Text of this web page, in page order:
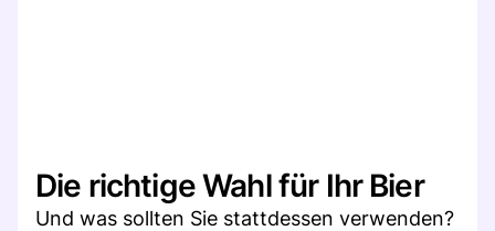
Die richtige Wahl für Ihr Bier
Und was sollten Sie stattdessen verwenden?